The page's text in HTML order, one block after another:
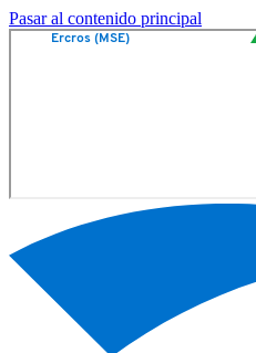
Pasar al contenido principal